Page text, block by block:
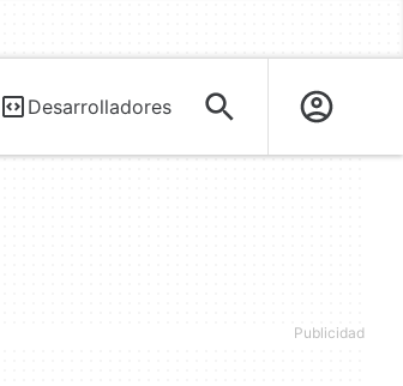
Desarrolladores